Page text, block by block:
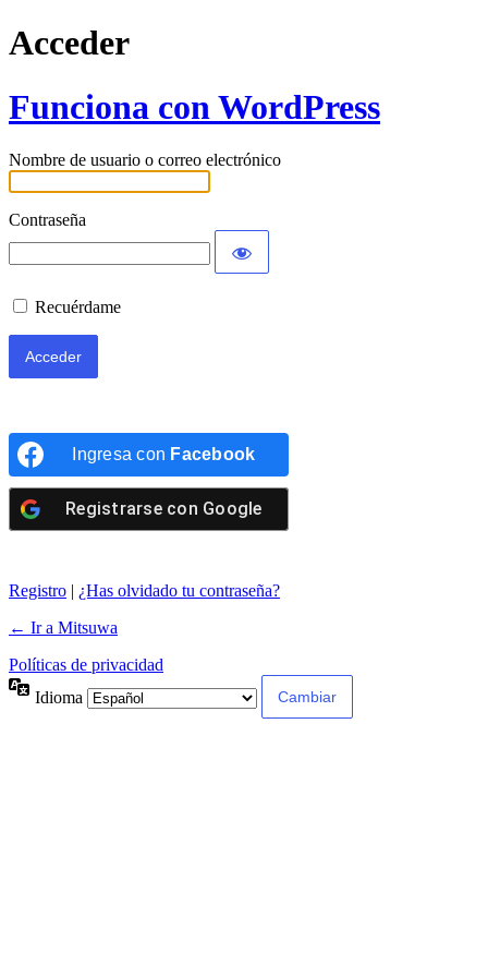
Acceder
Funciona con WordPress
Nombre de usuario o correo electrónico
Contraseña
Recuérdame
Ingresa con Facebook
Registrarse con Google
Registro | ¿Has olvidado tu contraseña?
← Ir a Mitsuwa
Políticas de privacidad
Idioma